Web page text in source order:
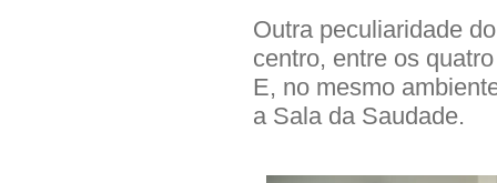
Outra peculiaridade
centro, entre os
E, no mesmo
a Sala da Saudade.